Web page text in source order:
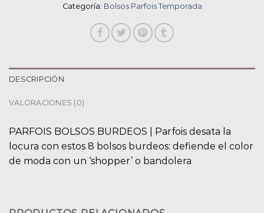
Categoría: Bolsos Parfois Temporada
DESCRIPCIÓN
VALORACIONES (0)
PARFOIS BOLSOS BURDEOS | Parfois desata la
locura con estos 8 bolsos burdeos: defiende el color
de moda con un ‘shopper’ o bandolera